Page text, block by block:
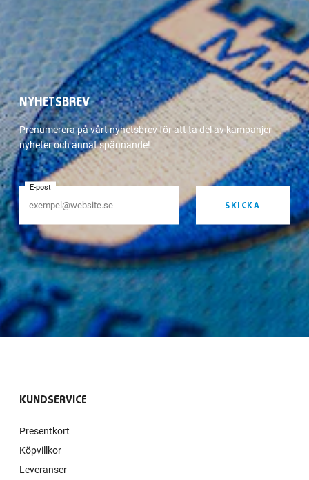
NYHETSBREV
Prenumerera på vårt nyhetsbrev för att ta del av kampanjer
nyheter och annat spännande!
E-post
SKICKA
KUNDSERVICE
Presentkort
Köpvillkor
Leveranser